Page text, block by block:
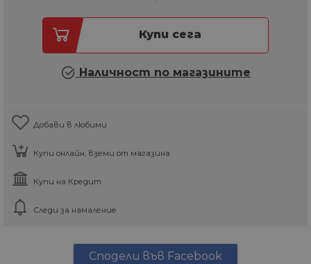
Купи сега
Наличност по магазините
Добави в любими
Купи онлайн, вземи от магазина
Купи на Кредит
Следи за намаление
Сподели във Facebook